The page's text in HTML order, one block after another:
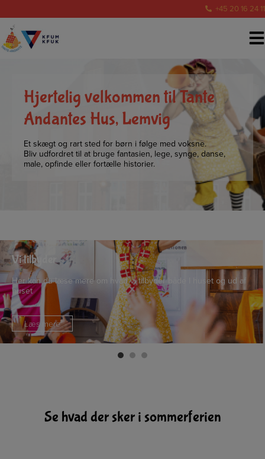
indholdet
+45 20 16 24 11
Hjertelig velkommen til Tante
Andantes Hus, Lemvig
Et skægt og rart sted for børn i følge med voksne.
Bliv udfordret til at bruge fantasien, lege, synge, danse,
male, opfinde eller fortælle historier.
Vi tilbyder
Her kan du læse mere om hvad vi tilbyder både I huset og ud af
huset
Læs mere
Se hvad der sker i sommerferien